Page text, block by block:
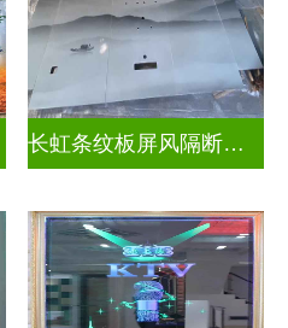
长虹条纹板屏风隔断装饰彩绘玻璃